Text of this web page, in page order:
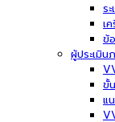
ร
เ
ข้
ผู้ประเมิ
ขั้
แ